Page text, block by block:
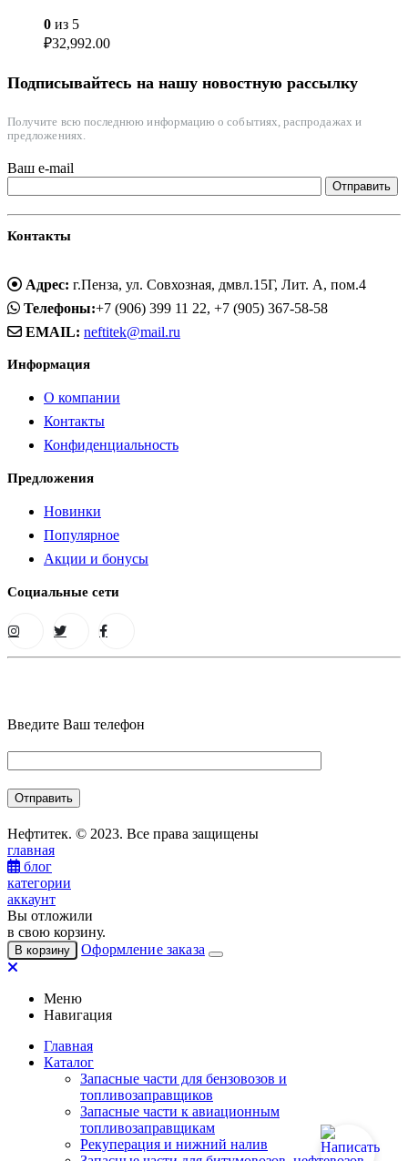
0 из 5
₽32,992.00
Подписывайтесь на нашу новостную рассылку
Получите всю последнюю информацию о событиях, распродажах и
предложениях.
Ваш e-mail
Контакты
Адрес: г.Пенза, ул. Совхозная, дмвл.15Г, Лит. А, пом.4
Телефоны:+7 (906) 399 11 22, +7 (905) 367-58-58
EMAIL: neftitek@mail.ru
Информация
О компании
Контакты
Конфиденциальность
Предложения
Новинки
Популярное
Акции и бонусы
Социальные сети
Введите Ваш телефон
Нефтитек. © 2023. Все права защищены
главная
блог
категории
аккаунт
Вы отложили
в свою корзину.
В корзину Оформление заказа
Меню
Навигация
Главная
Каталог
Запасные части для бензовозов и
топливозаправщиков
Запасные части к авиационным
топливозаправщикам
Рекуперация и нижний налив